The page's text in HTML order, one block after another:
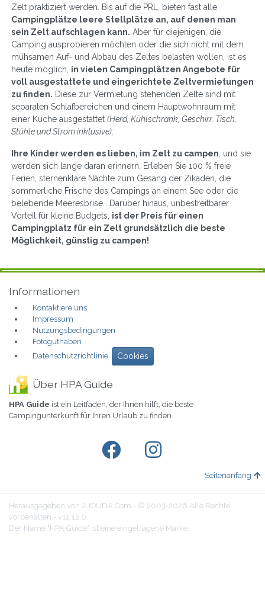
Zelt praktiziert werden. Bis auf die PRL, bieten fast alle
Campingplätze leere Stellplätze an, auf denen man
sein Zelt aufschlagen kann. Aber für diejenigen, die
Camping ausprobieren möchten oder die sich nicht mit dem
mühsamen Auf- und Abbau des Zeltes belasten wollen, ist es
heute möglich, in vielen Campingplätzen Angebote für
voll ausgestattete und eingerichtete Zeltvermietungen
zu finden. Diese zur Vermietung stehenden Zelte sind mit
separaten Schlafbereichen und einem Hauptwohnraum mit
einer Küche ausgestattet (Herd, Kühlschrank, Geschirr, Tisch,
Stühle und Strom inklusive).
Ihre Kinder werden es lieben, im Zelt zu campen, und sie
werden sich lange daran erinnern. Erleben Sie 100 % freie
Ferien, sternenklare Nächte zum Gesang der Zikaden, die
sommerliche Frische des Campings an einem See oder die
belebende Meeresbrise… Darüber hinaus, unbestreitbarer
Vorteil für kleine Budgets, ist der Preis für einen
Campingplatz für ein Zelt grundsätzlich die beste
Möglichkeit, günstig zu campen!
Informationen
Kontaktiere uns
Impressum
Nutzungsbedingungen
Fotoguthaben
Datenschutzrichtlinie
Cookies
Über HPA Guide
HPA Guide ist ein Leitfaden, der Ihnen hilft, die beste
Campingunterkunft für Ihren Urlaub zu finden
Seitenanfang
Herausgegeben von AJOUDA.Com - © 2003-2026 Alle Rechte
vorbehalten - v12.12.0
Der Name "HPA Guide" ist eine eingetragene Marke.